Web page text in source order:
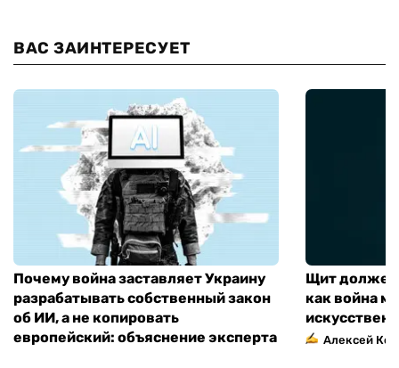
ВАС ЗАИНТЕРЕСУЕТ
Почему война заставляет Украину
разрабатывать собственный закон
об ИИ, а не копировать
европейский: объяснение эксперта
Щит должен
как война
Алексей